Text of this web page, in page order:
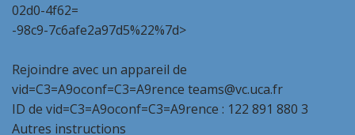
02d0-4f62=
-98c9-7c6afe2a97d5%22%7d>
Rejoindre avec un appareil de
vid=C3=A9oconf=C3=A9rence teams@vc.uca.fr
ID de vid=C3=A9oconf=C3=A9rence : 122 891 880 3
Autres instructions